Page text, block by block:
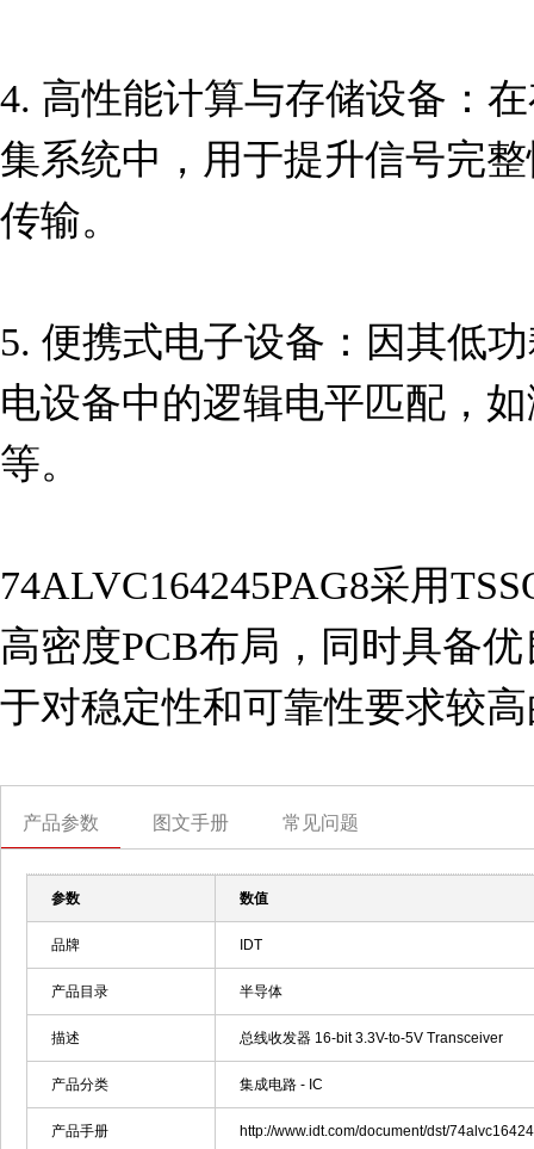
4. 高性能计算与存储设备：
集系统中，用于提升信号完
传输。
5. 便携式电子设备：因其低
电设备中的逻辑电平匹配，
等。
74ALVC164245PAG8采用
高密度PCB布局，同时具备
于对稳定性和可靠性要求较
产品参数 图文手册 常见问题
参数 数值
品牌 IDT
产品目录 半导体
描述 总线收发器 16-bit 3.3V-to-5V Transceiver
产品分类 集成电路 - IC
产品手册 http://www.idt.com/document/dst/